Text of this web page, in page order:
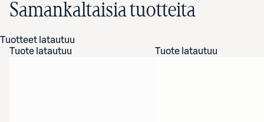
Samankaltaisia tuotteita
Tuotteet latautuu
Tuote latautuu
Tuote latautuu